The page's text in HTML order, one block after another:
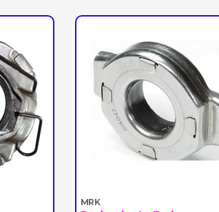
MRK